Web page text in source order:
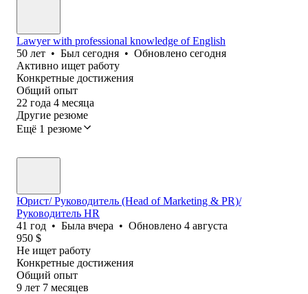
Lawyer with professional knowledge of English
50 лет • Был сегодня • Обновлено сегодня
Активно ищет работу
Конкретные достижения
Общий опыт
22 года 4 месяца
Другие резюме
Ещё 1 резюме
Юрист/ Руководитель (Head of Marketing & PR)/
Руководитель HR
41 год • Была вчера • Обновлено 4 августа
950 $
Не ищет работу
Конкретные достижения
Общий опыт
9 лет 7 месяцев